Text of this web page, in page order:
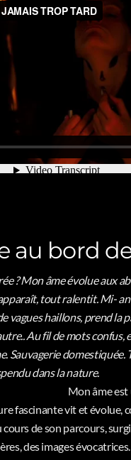
au bord
? Mon âme évolue aux
tout ralentit. Mi-
vagues haillons, prend la
Au fil de mots confus,
Sauvagerie domestiquée.
dans la nature.
est une
fascinante vit et évolue,
de son parcours,
des images évocatrices.